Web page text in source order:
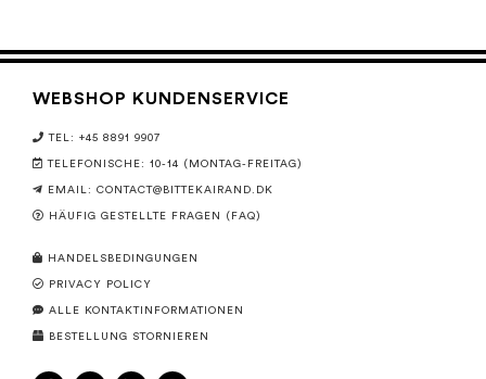
WEBSHOP KUNDENSERVICE
TEL: +45 8891 9907
TELEFONISCHE: 10-14 (MONTAG-FREITAG)
EMAIL: CONTACT@BITTEKAIRAND.DK
HÄUFIG GESTELLTE FRAGEN (FAQ)
HANDELSBEDINGUNGEN
PRIVACY POLICY
ALLE KONTAKTINFORMATIONEN
BESTELLUNG STORNIEREN